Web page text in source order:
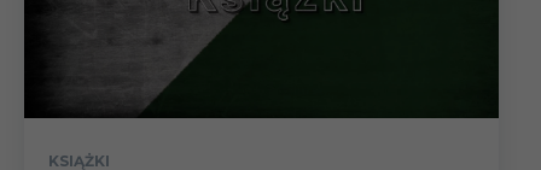
KSIĄŻKI